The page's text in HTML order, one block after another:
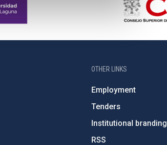
OTHER LINKS
Employment
Tenders
Institutional branding
RSS